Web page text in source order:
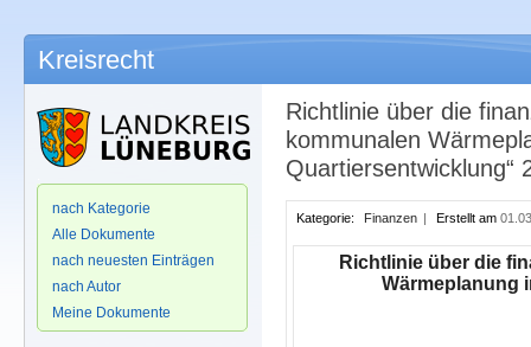
Kreisrecht
nach Kategorie
Alle Dokumente
nach neuesten Einträgen
nach Autor
Meine Dokumente
Richtlinie über die
kommunalen
Quartiersentwicklung“
Kategorie: Finanzen | Erstellt am
Richtlinie über die
Wärmeplanung